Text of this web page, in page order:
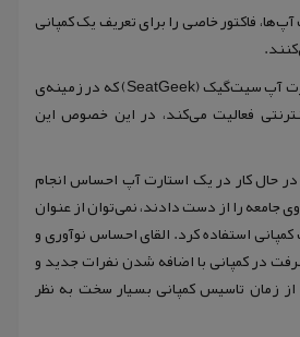
فاکتور خاصی را برای تعریف یک کمپانی
راسل دسوزا، موسس استارت آپ سیت‌گیک (SeatGeek) که در زمینه‌ی
فعالیت می‌کند، در این خصوص این
حال کار در یک استارت آپ احساس انجام
جامعه را از دست دادند، نمی‌توان از عنوان
استفاده کرد. القای احساس نوآوری و
در کمپانی با اضافه شدن نفرات جدید و
زمان تاسیس کمپانی بسیار سخت به نظر